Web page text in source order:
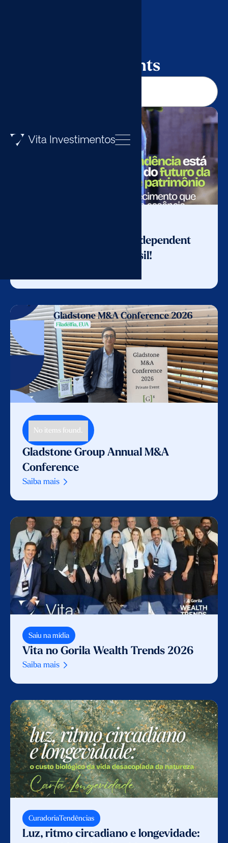
Vita Insights
Turim é eleita melhor Independent
Wealth Manager do Brasil!
No items found.
Gladstone Group Annual M&A
Conference
Saiba mais
Saiu na mídia
Vita no Gorila Wealth Trends 2026
Saiba mais
CuradoriaTendências
Luz, ritmo circadiano e longevidade: